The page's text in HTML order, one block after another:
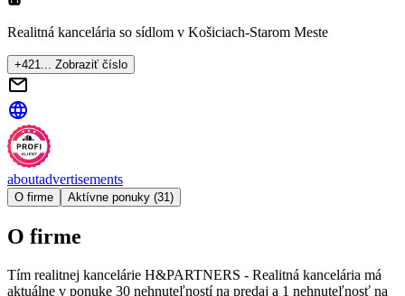
Realitná kancelária so sídlom v Košiciach-Starom Meste
+421... Zobraziť číslo
aboutadvertisements
O firme Aktívne ponuky (31)
O firme
Tím realitnej kancelárie H&PARTNERS - Realitná kancelária má
aktuálne v ponuke 30 nehnuteľnostína predaj a 1 nehnuteľnosť na